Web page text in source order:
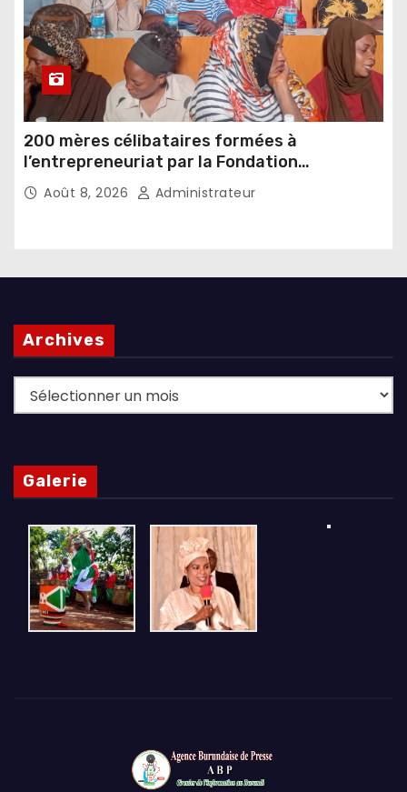
200 mères célibataires formées à
l’entrepreneuriat par la Fondation
Umugiraneza et l’OPDD
Août 8, 2026 Administrateur
Archives
Archives
Galerie